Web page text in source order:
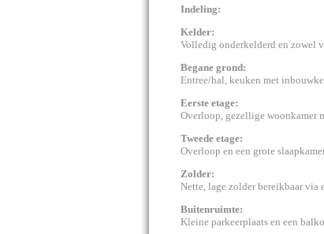
Indeling:
Kelder:
Volledig onderkelderd en zowel
Begane grond:
Entree/hal, keuken met
Eerste etage:
Overloop, gezellige woonkamer
Tweede etage:
Overloop en een grote
Zolder:
Nette, lage zolder bereikbaar via
Buitenruimte:
Kleine parkeerplaats en een